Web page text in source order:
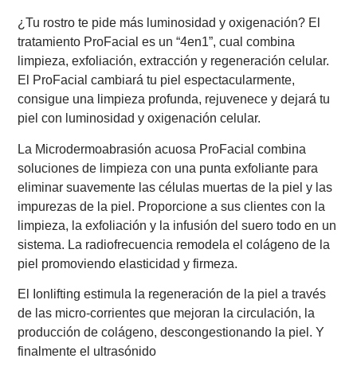
¿Tu rostro te pide más luminosidad y oxigenación? El
tratamiento ProFaciales un “4en1”, cual combina
limpieza, exfoliación, extracción y regeneración celular.
El ProFacial cambiará tu piel espectacularmente,
consigue una limpieza profunda, rejuvenece y dejará tu
piel con luminosidad y oxigenación celular.
La Microdermoabrasión acuosa ProFacial combina
soluciones de limpieza con una punta exfoliante para
eliminar suavemente las células muertas de la piel y las
impurezas de la piel. Proporcione a sus clientes con la
limpieza, la exfoliación y la infusión del suero todo en un
sistema. La radiofrecuencia remodela el colágeno de la
piel promoviendo elasticidad y firmeza.
El Ionlifting estimula la regeneración de la piel a través
de las micro-corrientes que mejoran la circulación, la
producción de colágeno, descongestionando la piel. Y
finalmente el ultrasónido